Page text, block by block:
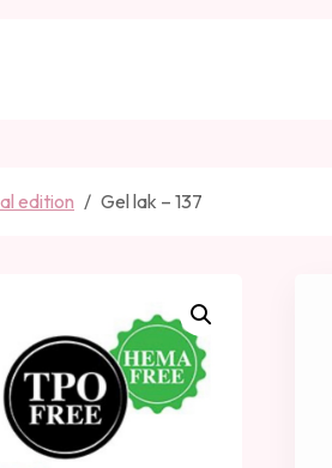
edition Gel lak – 137